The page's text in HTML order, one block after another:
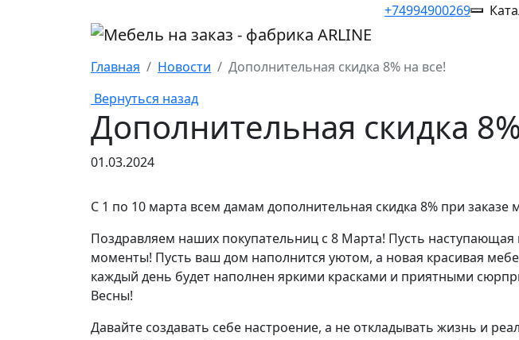
+74994900269
Главная Новости
Дополнительная скидка 8% на все!
Вернуться назад
Дополнительная скидка
01.03.2024
С 1 по 10 марта всем дамам дополнительная скидка 8% при
Поздравляем наших покупательниц с 8 Марта! Пусть
моменты! Пусть ваш дом наполнится уютом, а новая красивая
каждый день будет наполнен яркими красками и приятными
Весны!
Давайте создавать себе настроение, а не откладывать жизнь и